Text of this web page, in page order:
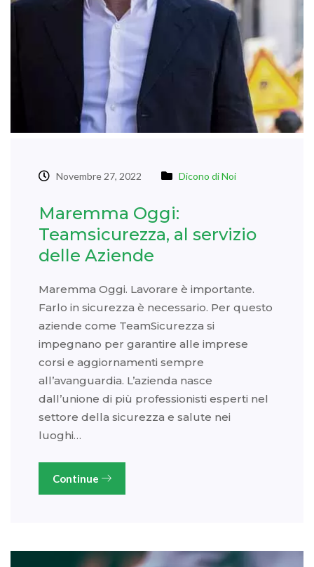
Novembre 27, 2022 Dicono di Noi
Maremma Oggi:
Teamsicurezza, al servizio
delle Aziende
Maremma Oggi. Lavorare è importante.
Farlo in sicurezza è necessario. Per questo
aziende come TeamSicurezza si
impegnano per garantire alle imprese
corsi e aggiornamenti sempre
all’avanguardia. L’azienda nasce
dall’unione di più professionisti esperti nel
settore della sicurezza e salute nei
luoghi…
Continue